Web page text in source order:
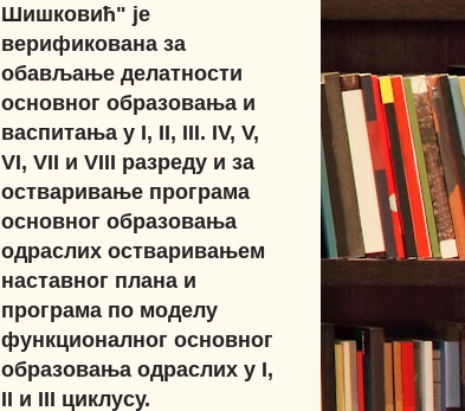
Шишковић" је
верификована за
обављање делатности
основног образовања и
васпитања у I, II, III. IV, V,
VI, VII и VIII разреду и за
остваривање програма
основног образовања
одраслих остваривањем
наставног плана и
програма по моделу
функционалног основног
образовања одраслих у I,
II и III циклусу.